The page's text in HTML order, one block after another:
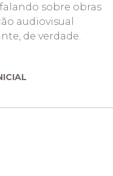
sobre obras
audiovisual
de verdade.